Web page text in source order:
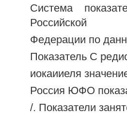
Система
Российской
Федерации по
Показатель С
иокаииеля
Россия ЮФО
/. Показатели